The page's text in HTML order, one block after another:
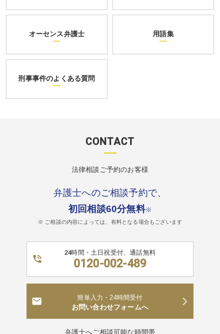
オーセンス弁護士 用語集
刑事事件のよくある質問
CONTACT
法律相談ご予約のお客様
弁護士へのご相談予約で、
初回相談60分無料※
※ ご相談の内容によっては、有料となる場合もございます
24時間・土日祝受付、通話無料
0120-002-489
簡単入力・24時間受付
お問い合わせフォームへ
弁護士へご相談可能な時間帯